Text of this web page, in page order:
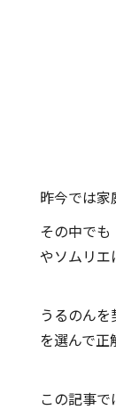
昨今では家
その中でも
やソムリエ
うるのん
を選んで正
この記事